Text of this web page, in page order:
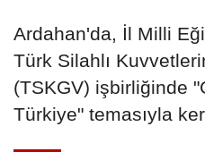
Ardahan'da, İl Milli
Türk Silahlı
(TSKGV) işbirliğinde
Türkiye" temasıyla